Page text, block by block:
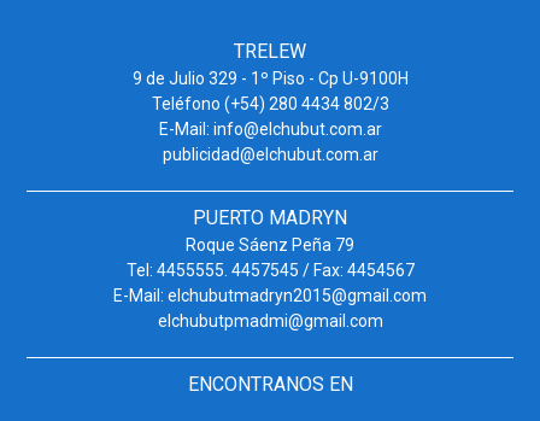
TRELEW
9 de Julio 329 - 1º Piso - Cp U-9100H
Teléfono (+54) 280 4434 802/3
E-Mail: info@elchubut.com.ar
publicidad@elchubut.com.ar
PUERTO MADRYN
Roque Sáenz Peña 79
Tel: 4455555. 4457545 / Fax: 4454567
E-Mail: elchubutmadryn2015@gmail.com
elchubutpmadmi@gmail.com
ENCONTRANOS EN